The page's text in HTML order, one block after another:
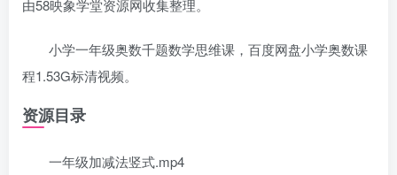
由58映象学堂资源网收集整理。
小学一年级奥数千题数学思维课，百度网盘小学奥数课
程1.53G标清视频。
资源目录
一年级加减法竖式.mp4